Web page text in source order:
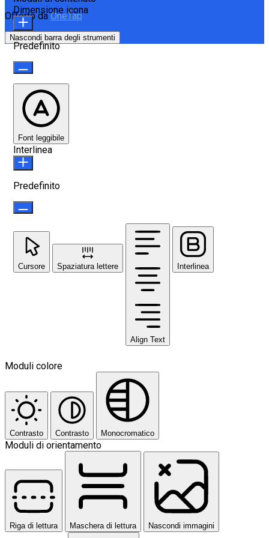
Offerto daOneTap
Nascondi barra degli strumenti
Dimensione icona
Predefinito
Font leggibile
Interlinea
Predefinito
Cursore Spaziatura lettere
Align Text
Interlinea
Moduli colore
Contrasto Contrasto Monocromatico
Moduli di orientamento
Riga di lettura Maschera di lettura Nascondi immagini